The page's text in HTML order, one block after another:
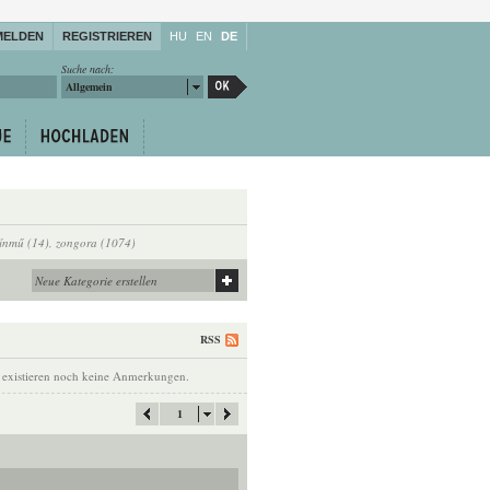
REGISTRIEREN HU EN DE
Suche nach:
Allgemein
(14), zongora (1074)
RSS
noch keine Anmerkungen.
1